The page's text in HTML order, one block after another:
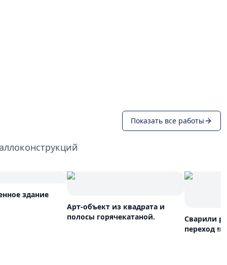
Показать все работы
здание
Арт-объект из квадрата и
полосы горячекатаной.
Сварили
переход